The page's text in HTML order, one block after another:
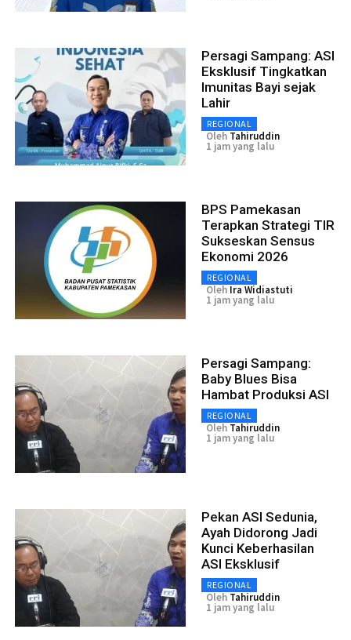
Persagi Sampang: ASI
Eksklusif Tingkatkan
Imunitas Bayi sejak
Lahir
REGIONAL
Oleh Tahiruddin
1 jam yang lalu
BPS Pamekasan
Terapkan Strategi TIR
Sukseskan Sensus
Ekonomi 2026
REGIONAL
Oleh Ira Widiastuti
1 jam yang lalu
Persagi Sampang:
Baby Blues Bisa
Hambat Produksi ASI
REGIONAL
Oleh Tahiruddin
1 jam yang lalu
Pekan ASI Sedunia,
Ayah Didorong Jadi
Kunci Keberhasilan
ASI Eksklusif
REGIONAL
Oleh Tahiruddin
1 jam yang lalu